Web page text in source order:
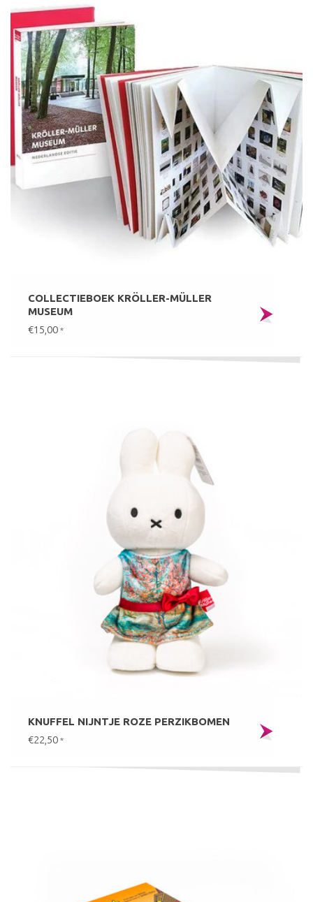
COLLECTIEBOEK KRÖLLER-MÜLLER
MUSEUM
€15,00 *
KNUFFEL NIJNTJE ROZE PERZIKBOMEN
€22,50 *